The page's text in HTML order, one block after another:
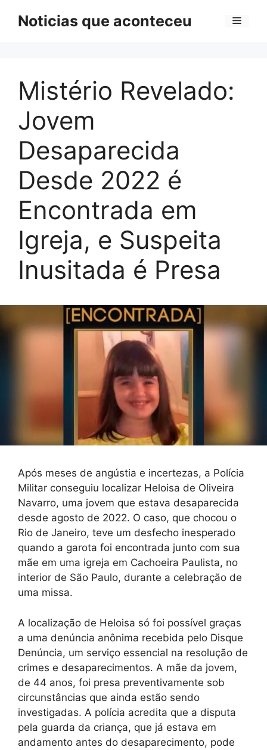
Noticias que aconteceu Menu
Mistério Revelado:
Jovem
Desaparecida
Desde 2022 é
Encontrada em
Igreja, e Suspeita
Inusitada é Presa
Após meses de angústia e incertezas, a Polícia
Militar conseguiu localizar Heloisa de Oliveira
Navarro, uma jovem que estava desaparecida
desde agosto de 2022. O caso, que chocou o
Rio de Janeiro, teve um desfecho inesperado
quando a garota foi encontrada junto com sua
mãe em uma igreja em Cachoeira Paulista, no
interior de São Paulo, durante a celebração de
uma missa.
A localização de Heloisa só foi possível graças
a uma denúncia anônima recebida pelo Disque
Denúncia, um serviço essencial na resolução de
crimes e desaparecimentos. A mãe da jovem,
de 44 anos, foi presa preventivamente sob
circunstâncias que ainda estão sendo
investigadas. A polícia acredita que a disputa
pela guarda da criança, que já estava em
andamento antes do desaparecimento, pode